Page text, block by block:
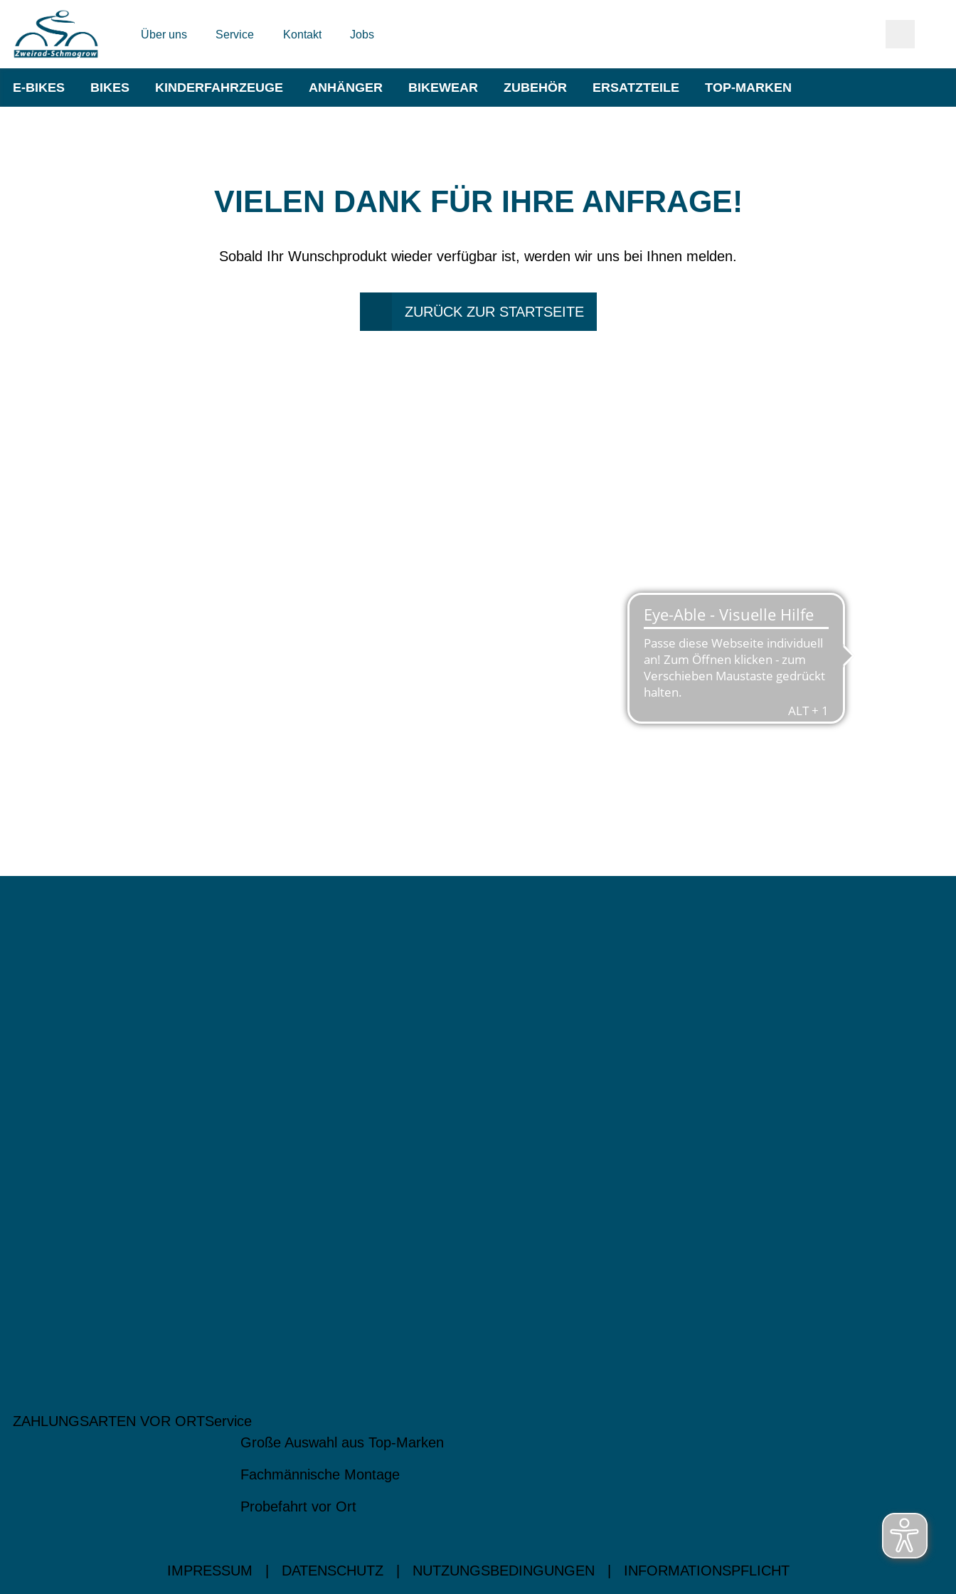
Über uns Service Kontakt Jobs
E-BIKES BIKES KINDERFAHRZEUGE ANHÄNGER BIKEWEAR ZUBEHÖR ERSATZTEILE TOP-MARKEN
VIELEN DANK FÜR IHRE ANFRAGE!
Sobald Ihr Wunschprodukt wieder verfügbar ist, werden wir uns bei Ihnen melden.
ZURÜCK ZUR STARTSEITE
ZAHLUNGSARTEN VOR ORTService
Große Auswahl aus Top-Marken
Fachmännische Montage
Probefahrt vor Ort
IMPRESSUM DATENSCHUTZ NUTZUNGSBEDINGUNGEN INFORMATIONSPFLICHT